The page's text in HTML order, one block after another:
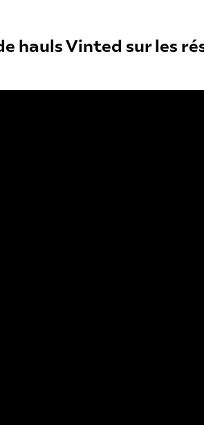
hauls Vinted sur les